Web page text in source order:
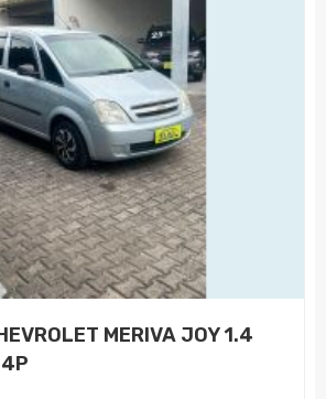
MERIVA JOY 1.4